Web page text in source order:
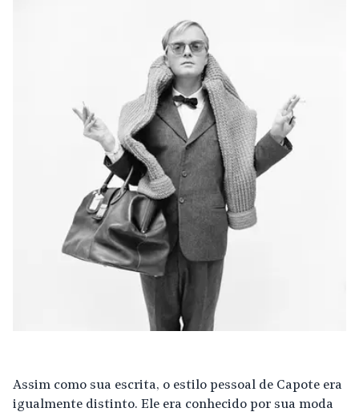
Assim como sua escrita, o estilo pessoal de Capote era
igualmente distinto. Ele era conhecido por sua moda